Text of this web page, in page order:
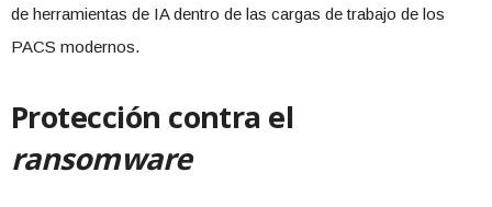
de herramientas de IA dentro de las cargas de trabajo de los
PACS modernos.
Protección contra el
ransomware